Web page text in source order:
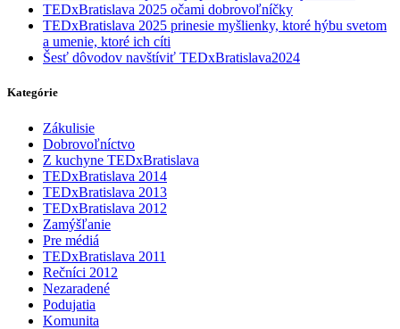
TEDxBratislava 2025 očami dobrovoľníčky
TEDxBratislava 2025 prinesie myšlienky, ktoré hýbu svetom
a umenie, ktoré ich cíti
Šesť dôvodov navštíviť TEDxBratislava2024
Kategórie
Zákulisie
Dobrovoľníctvo
Z kuchyne TEDxBratislava
TEDxBratislava 2014
TEDxBratislava 2013
TEDxBratislava 2012
Zamýšľanie
Pre médiá
TEDxBratislava 2011
Rečníci 2012
Nezaradené
Podujatia
Komunita